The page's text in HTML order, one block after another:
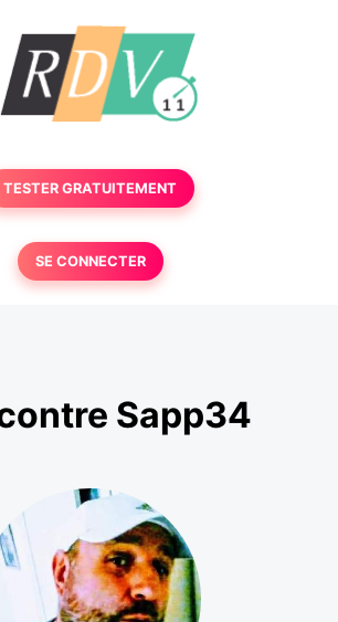
TESTER GRATUITEMENT
SE CONNECTER
Sapp34